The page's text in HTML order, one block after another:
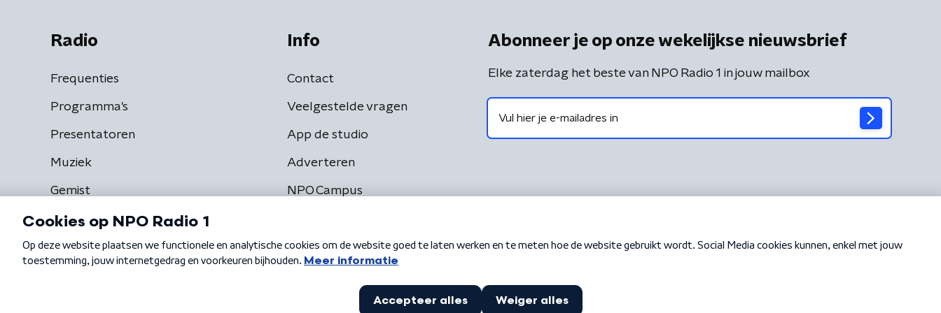
Radio
Frequenties
Programma's
Presentatoren
Muziek
Gemist
Info
Contact
Veelgestelde vragen
App de studio
Adverteren
NPO Campus
Abonneer je op onze wekelijkse nieuwsbrief
Elke zaterdag het beste van NPO Radio 1 in jouw mailbox
Algemene voorwaarden Privacybeleid